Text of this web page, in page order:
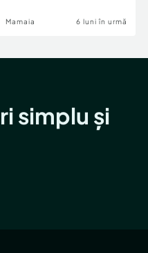
Mamaia 6 luni în urmă
simplu și